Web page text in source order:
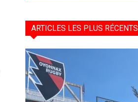
ARTICLES LES PLUS RÉCENTS